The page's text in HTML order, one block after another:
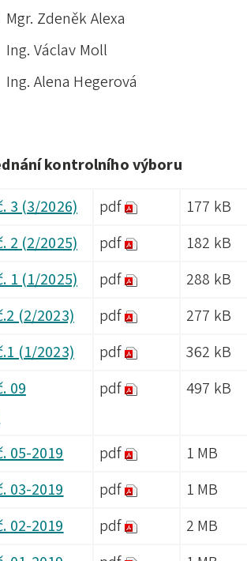
Mgr. Zdeněk Alexa
Ing. Václav Moll
Ing. Alena Hegerová
kontrolního výboru
3 (3/2026)
pdf
177 kB
2 (2/2025)
pdf
182 kB
1 (1/2025)
pdf
288 kB
(2/2023)
pdf
277 kB
(1/2023)
pdf
362 kB
09
pdf 497 kB
05-2019 pdf
1 MB
03-2019
pdf
1 MB
02-2019
pdf
2 MB